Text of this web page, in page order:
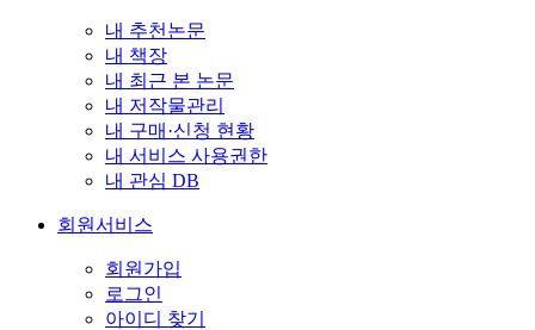
내 추천논문
내 책장
내 최근 본 논문
내 저작물관리
내 구매·신청 현황
내 서비스 사용권한
내 관심 DB
회원서비스
회원가입
로그인
아이디 찾기